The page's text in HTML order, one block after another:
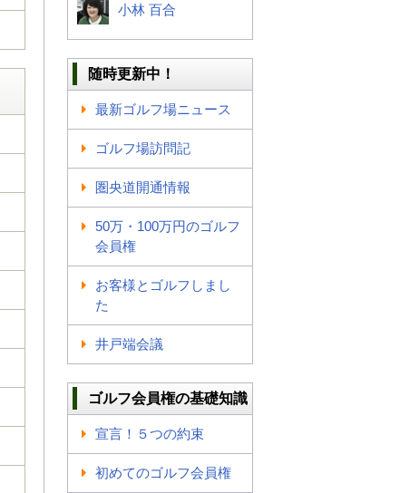
小林 百合
随時更新中！
最新ゴルフ場ニュース
ゴルフ場訪問記
圏央道開通情報
50万・100万円のゴルフ
会員権
お客様とゴルフしまし
た
井戸端会議
ゴルフ会員権の基礎知識
宣言！５つの約束
初めてのゴルフ会員権